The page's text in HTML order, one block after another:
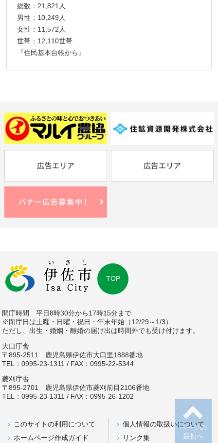
総数：21,821人
男性：10,249人
女性：11,572人
世帯：12,110世帯
『住民基本台帳から』
ページの
最初へ
TOP
開庁時間 平日8時30分から17時15分まで
※閉庁日は土曜・日曜・祝日・年末年始（12/29～1/3）
ただし、出生・婚姻・離婚の届け出は時間外でも受け付けます。
大口庁舎
〒895-2511 鹿児島県伊佐市大口里1888番地
TEL：0995-23-1311 / FAX：0995-22-5344
菱刈庁舎
〒895-2701 鹿児島県伊佐市菱刈前目2106番地
TEL：0995-23-1311 / FAX：0995-26-1202
このサイトの利用について
個人情報の取扱いについて
ホームページ作成ガイド
リンク集